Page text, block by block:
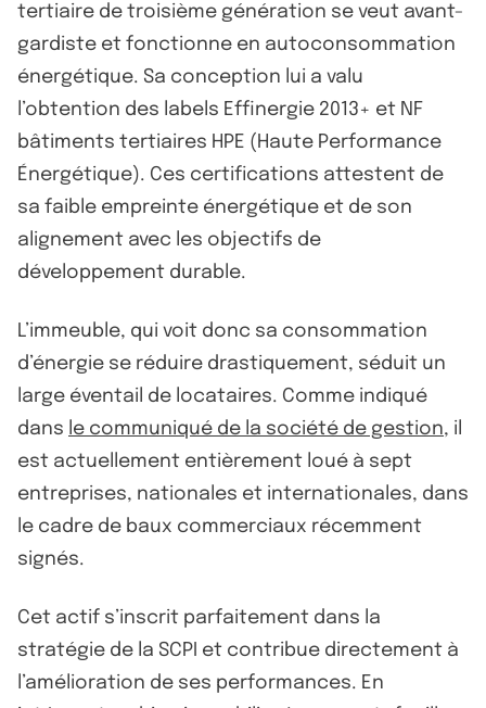
tertiaire de troisième génération se veut avant-
gardiste et fonctionne en autoconsommation
énergétique. Sa conception lui a valu
l’obtention des labels Effinergie 2013+ et NF
bâtiments tertiaires HPE (Haute Performance
Énergétique). Ces certifications attestent de
sa faible empreinte énergétique et de son
alignement avec les objectifs de
développement durable.
L’immeuble, qui voit donc sa consommation
d’énergie se réduire drastiquement, séduit un
large éventail de locataires. Comme indiqué
dans le communiqué de la société de gestion, il
est actuellement entièrement loué à sept
entreprises, nationales et internationales, dans
le cadre de baux commerciaux récemment
signés.
Cet actif s’inscrit parfaitement dans la
stratégie de la SCPI et contribue directement à
l’amélioration de ses performances. En